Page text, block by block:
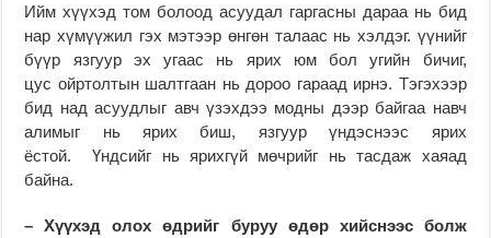
Ийм хүүхэд том болоод асуудал гаргасны дараа нь бид
нар хүмүүжил гэх мэтээр өнгөн талаас нь хэлдэг. үүнийг
бүүр язгуур эх угаас нь ярих юм бол угийн бичиг,
цус ойртолтын шалтгаан нь дороо гараад ирнэ. Тэгэхээр
бид над асуудлыг авч үзэхдээ модны дээр байгаа навч
алимыг нь ярих биш, язгуур үндэснээс ярих
ёстой. Үндсийг нь ярихгүй мөчрийг нь тасдаж хаяад
байна.
– Хүүхэд олох өдрийг буруу өдөр хийснээс болж